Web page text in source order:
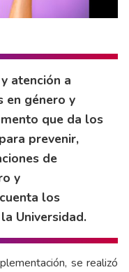
atención a
en género y
que da los
prevenir,
de
y
los
Universidad.
se realizó